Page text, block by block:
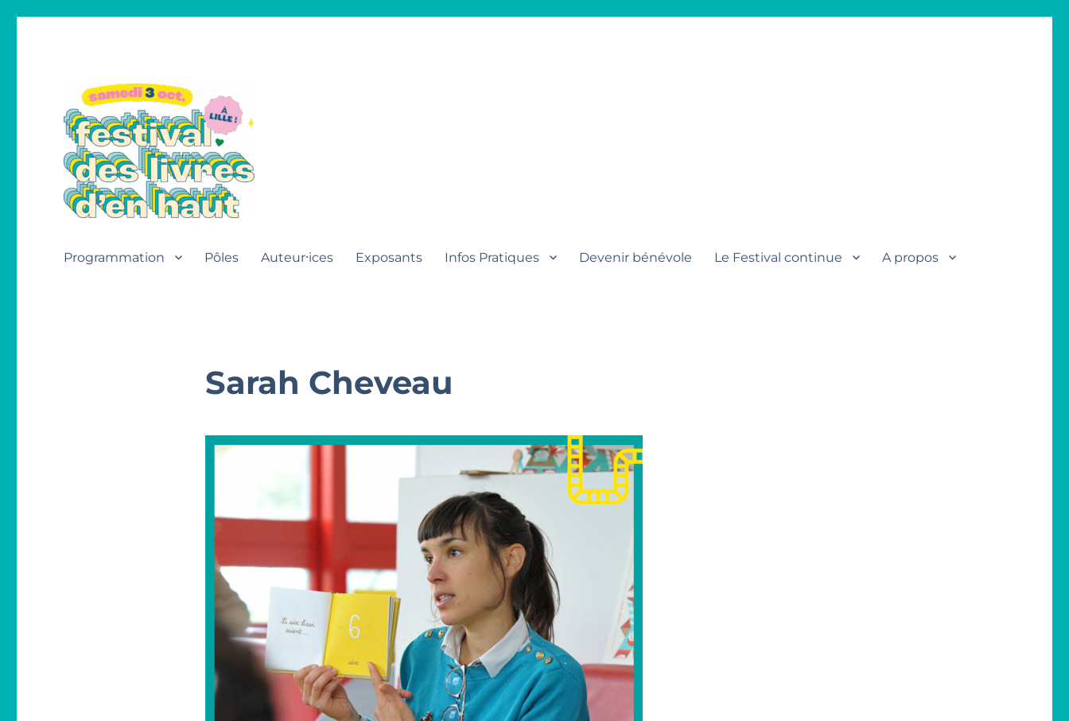
Programmation Pôles Auteur⸱ices Exposants Infos Pratiques Devenir bénévole Le Festival continue A propos
Sarah Cheveau